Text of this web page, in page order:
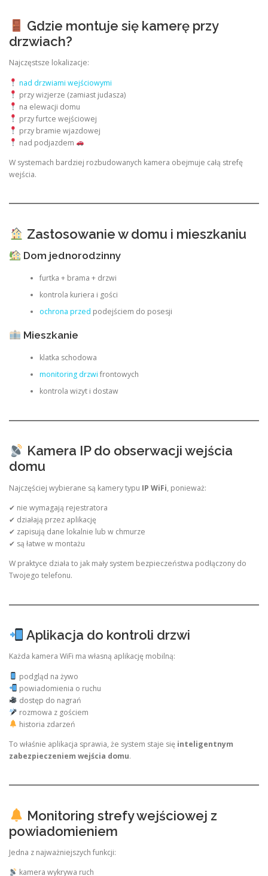
Gdzie montuje się kamerę przy
drzwiach?
Najczęstsze lokalizacje:
nad drzwiami wejściowymi
przy wizjerze (zamiast judasza)
na elewacji domu
przy furtce wejściowej
przy bramie wjazdowej
nad podjazdem
W systemach bardziej rozbudowanych kamera obejmuje całą strefę
wejścia.
Zastosowanie w domu i mieszkaniu
Dom jednorodzinny
furtka + brama + drzwi
kontrola kuriera i gości
ochrona przed podejściem do posesji
Mieszkanie
klatka schodowa
monitoring drzwi frontowych
kontrola wizyt i dostaw
Kamera IP do obserwacji wejścia
domu
Najczęściej wybierane są kamery typu IP WiFi, ponieważ:
✔ nie wymagają rejestratora
✔ działają przez aplikację
✔ zapisują dane lokalnie lub w chmurze
✔ są łatwe w montażu
W praktyce działa to jak mały system bezpieczeństwa podłączony do
Twojego telefonu.
Aplikacja do kontroli drzwi
Każda kamera WiFi ma własną aplikację mobilną:
podgląd na żywo
powiadomienia o ruchu
dostęp do nagrań
rozmowa z gościem
historia zdarzeń
To właśnie aplikacja sprawia, że system staje się inteligentnym
zabezpieczeniem wejścia domu.
Monitoring strefy wejściowej z
powiadomieniem
Jedna z najważniejszych funkcji:
kamera wykrywa ruch